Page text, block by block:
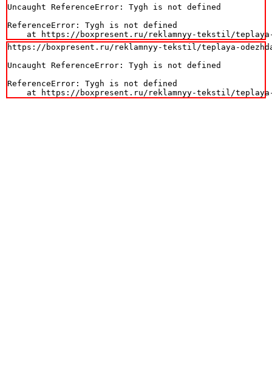
Uncaught ReferenceError: Tygh is not defined
ReferenceError: Tygh is not defined
at https://boxpresent.ru/reklamnyy-tekstil/
https://boxpresent.ru/reklamnyy-tekstil/teplaya-
Uncaught ReferenceError: Tygh is not defined
ReferenceError: Tygh is not defined
at https://boxpresent.ru/reklamnyy-tekstil/